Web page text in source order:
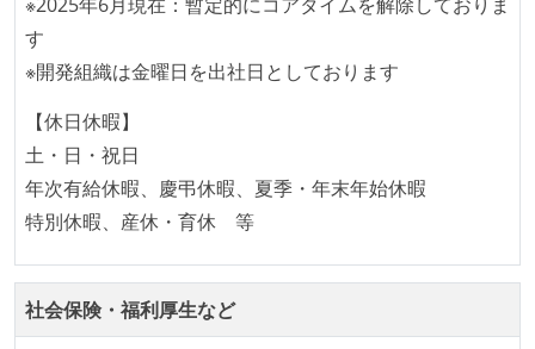
となって行う
ながら、納期または盛り込む機能を柔軟に調整する形
で行う
コード品質向上のための取り組み
本番にデプロイされるコードには、全てコードレビュ
ーまたはペアプログラミングを実施している
「リファクタリングは随時行われるべき」という価値
す
※開発組織は金曜日を出社日としております
【休日休暇】
土・日・祝日
年次有給休暇、慶弔休暇、夏季・年末年始休暇
特別休暇、産休・育休 等
社会保険・福利厚生など